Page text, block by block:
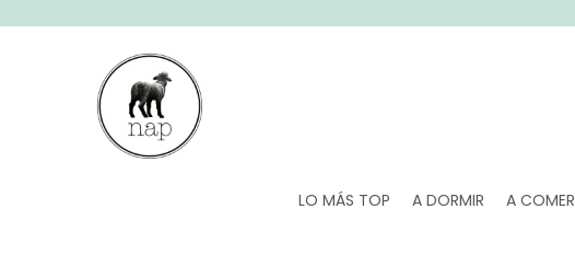
LO MÁS TOP A DORMIR A COMER